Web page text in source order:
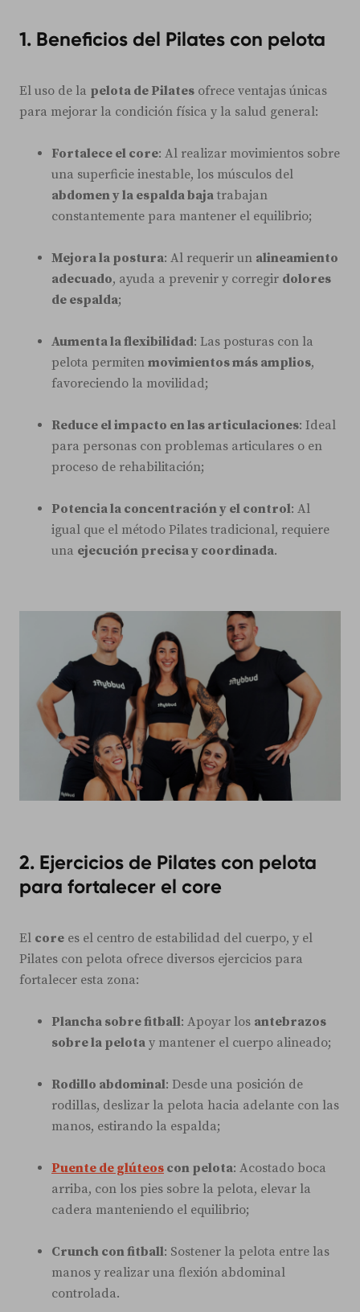
1. Beneficios del Pilates con pelota
El uso de la pelota de Pilates ofrece ventajas únicas
para mejorar la condición física y la salud general:
Fortalece el core: Al realizar movimientos sobre
una superficie inestable, los músculos del
abdomen y la espalda baja trabajan
constantemente para mantener el equilibrio;
Mejora la postura: Al requerir un alineamiento
adecuado, ayuda a prevenir y corregir dolores
de espalda;
Aumenta la flexibilidad: Las posturas con la
pelota permiten movimientos más amplios,
favoreciendo la movilidad;
Reduce el impacto en las articulaciones: Ideal
para personas con problemas articulares o en
proceso de rehabilitación;
Potencia la concentración y el control: Al
igual que el método Pilates tradicional, requiere
una ejecución precisa y coordinada.
2. Ejercicios de Pilates con pelota
para fortalecer el core
El core es el centro de estabilidad del cuerpo, y el
Pilates con pelota ofrece diversos ejercicios para
fortalecer esta zona:
Plancha sobre fitball: Apoyar los antebrazos
sobre la pelota y mantener el cuerpo alineado;
Rodillo abdominal: Desde una posición de
rodillas, deslizar la pelota hacia adelante con las
manos, estirando la espalda;
Puente de glúteos con pelota: Acostado boca
arriba, con los pies sobre la pelota, elevar la
cadera manteniendo el equilibrio;
Crunch con fitball: Sostener la pelota entre las
manos y realizar una flexión abdominal
controlada.